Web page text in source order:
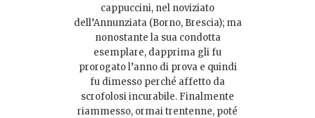
cappuccini, nel noviziato
dell’Annunziata (Borno, Brescia); ma
nonostante la sua condotta
esemplare, dapprima gli fu
prorogato l’anno di prova e quindi
fu dimesso perché affetto da
scrofolosi incurabile. Finalmente
riammesso, ormai trentenne, poté